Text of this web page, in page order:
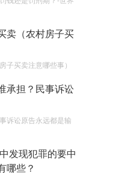
卖（农村房子买
子买卖注意哪些事）
承担？民事诉讼
诉讼原告永远都是输
发现犯罪的要中
哪些？